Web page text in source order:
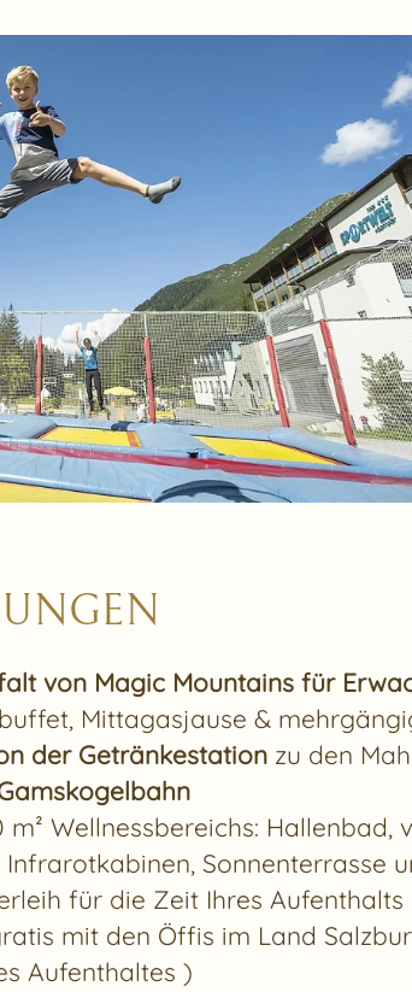
von Magic Mountains für
Mittagasjause &
der Getränkestation zu den
Wellnessbereichs: Hallenbad,
Sonnenterrasse
für die Zeit Ihres Aufenthalts
mit den Öffis im Land
Aufenthaltes )